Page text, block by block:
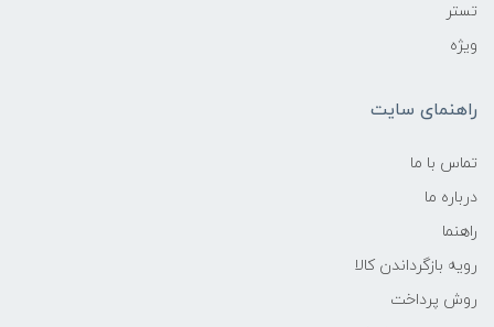
تستر
ویژه
راهنمای سایت
تماس با ما
درباره ما
راهنما
رویه‌ بازگرداندن کالا
روش پرداخت